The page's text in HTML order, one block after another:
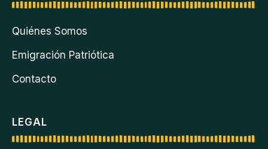
Quiénes Somos
Emigración Patriótica
Contacto
LEGAL